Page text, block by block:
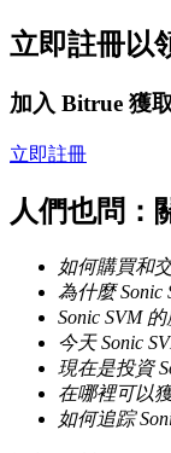
鎖倉BTR
輕鬆獲得多
立即註冊以
加入 Bitrue 獲
立即註冊
人們也問：
如何購買和
為什麼 Sonic
Sonic SVM
今天 Sonic
現在是投資
在哪裡可以
如何追踪